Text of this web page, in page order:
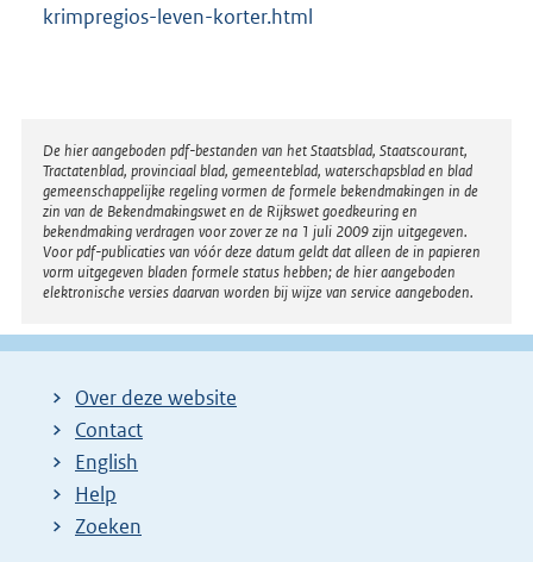
krimpregios-leven-korter.html
Disclaimer
De hier aangeboden pdf-bestanden van het Staatsblad, Staatscourant,
Tractatenblad, provinciaal blad, gemeenteblad, waterschapsblad en blad
gemeenschappelijke regeling vormen de formele bekendmakingen in de
zin van de Bekendmakingswet en de Rijkswet goedkeuring en
bekendmaking verdragen voor zover ze na 1 juli 2009 zijn uitgegeven.
Voor pdf-publicaties van vóór deze datum geldt dat alleen de in papieren
vorm uitgegeven bladen formele status hebben; de hier aangeboden
elektronische versies daarvan worden bij wijze van service aangeboden.
Over deze website
Contact
English
Help
Zoeken